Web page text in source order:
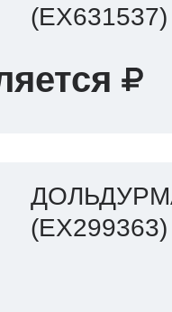
(EX631537)
(EX299363)